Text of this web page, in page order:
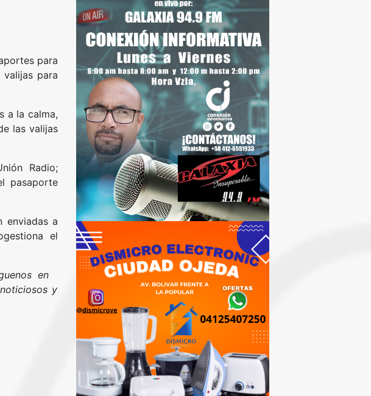
para
para
a la calma,
las valijas
Radio;
pasaporte
enviadas a
el
en
y